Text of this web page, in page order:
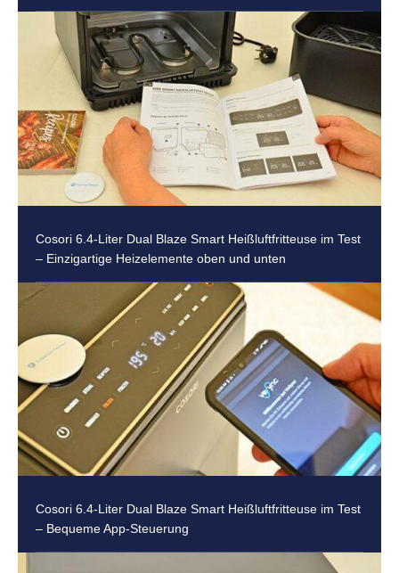
Cosori 6.4-Liter Dual Blaze Smart Heißluftfritteuse im Test
– Einzigartige Heizelemente oben und unten
Cosori 6.4-Liter Dual Blaze Smart Heißluftfritteuse im Test
– Bequeme App-Steuerung